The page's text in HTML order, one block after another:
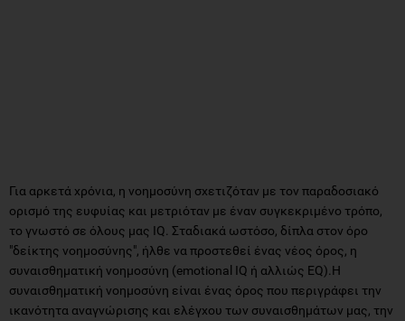
Για αρκετά χρόνια, η νοημοσύνη σχετιζόταν με τον παραδοσιακό
ορισμό της ευφυίας και μετριόταν με έναν συγκεκριμένο τρόπο,
το γνωστό σε όλους μας ΙQ. Σταδιακά ωστόσο, δίπλα στον όρο
"δείκτης νοημοσύνης", ήλθε να προστεθεί ένας νέος όρος, η
συναισθηματική νοημοσύνη (emotional IQ ή αλλιώς ΕQ).H
συναισθηματική νοημοσύνη είναι ένας όρος που περιγράφει την
ικανότητα αναγνώρισης και ελέγχου των συναισθημάτων μας, την